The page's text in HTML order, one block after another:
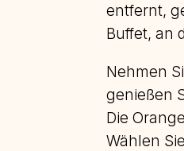
entfernt,
Buffet, an
Nehmen
genießen
Die
Wählen